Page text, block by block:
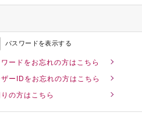
パスワードを表示する
ードをお忘れの方はこちら
ザーIDをお忘れの方はこちら
の方はこちら